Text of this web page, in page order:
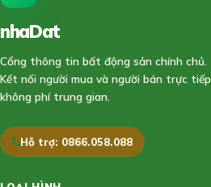
nhaDat
Cổng thông tin bất động sản chính chủ.
Kết nối người mua và người bán trực tiếp,
không phí trung gian.
Hỗ trợ: 0866.058.088